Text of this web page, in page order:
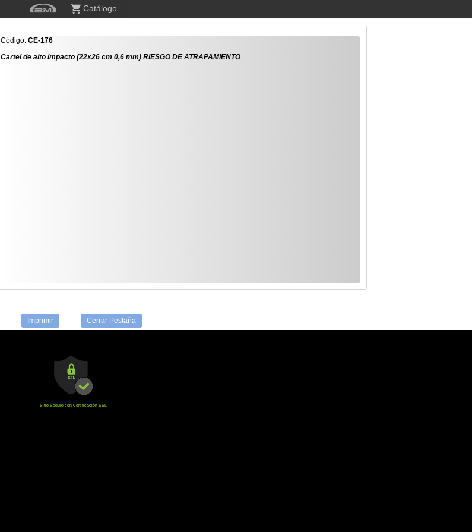
Catálogo
Código: CE-176
Cartel de alto impacto (22x26 cm 0,6 mm) RIESGO DE ATRAPAMIENTO
Imprimir Cerrar Pestaña
Sitio Seguro con Certificación SSL